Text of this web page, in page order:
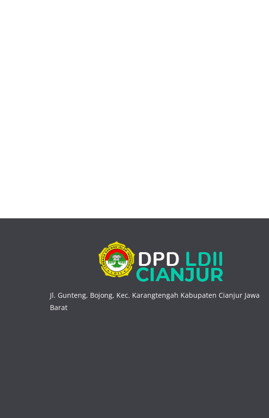
Jl. Gunteng, Bojong, Kec. Karangtengah Kabupaten Cianjur Jawa
Barat